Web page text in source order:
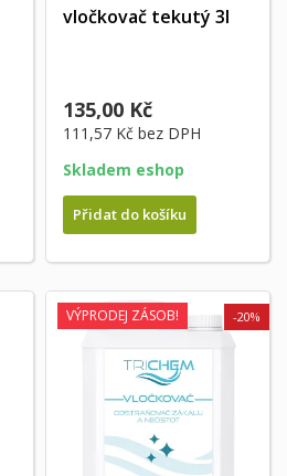
vločkovač tekutý 3l
135,00 Kč
111,57 Kč bez DPH
Skladem eshop
Přidat do košíku
VÝPRODEJ ZÁSOB! -20%